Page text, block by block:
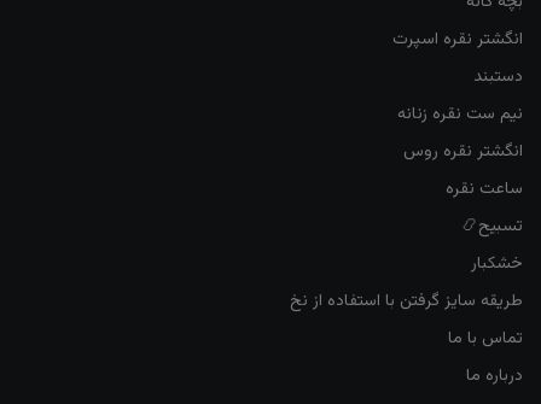
انگشتر نقره اسپرت
دستبند
نیم ست نقره زنانه
انگشتر نقره روس
ساعت نقره
تسبیح📿
خشکبار
طریقه سایز گرفتن با استفاده از نخ
تماس با ما
درباره ما